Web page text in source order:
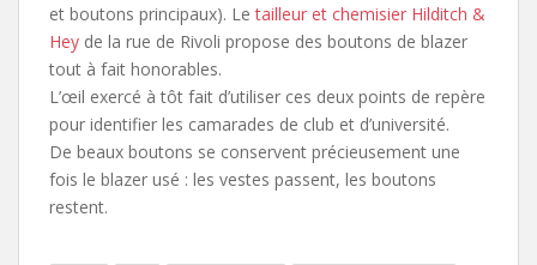
et boutons principaux). Letailleur et chemisier Hilditch &
Hey de la rue de Rivoli propose des boutons de blazer
tout à fait honorables.
L’œil exercé à tôt fait d’utiliser ces deux points de repère
pour identifier les camarades de club et d’université.
De beaux boutons se conservent précieusement une
fois le blazer usé : les vestes passent, les boutons
restent.